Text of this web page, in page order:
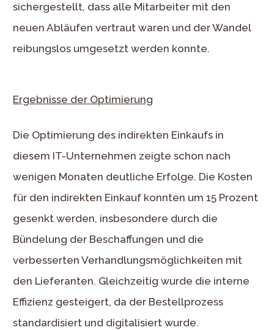
sichergestellt, dass alle Mitarbeiter mit den
neuen Abläufen vertraut waren und der Wandel
reibungslos umgesetzt werden konnte.
Ergebnisse der Optimierung
Die Optimierung des indirekten Einkaufs in
diesem IT-Unternehmen zeigte schon nach
wenigen Monaten deutliche Erfolge. Die Kosten
für den indirekten Einkauf konnten um 15 Prozent
gesenkt werden, insbesondere durch die
Bündelung der Beschaffungen und die
verbesserten Verhandlungsmöglichkeiten mit
den Lieferanten. Gleichzeitig wurde die interne
Effizienz gesteigert, da der Bestellprozess
standardisiert und digitalisiert wurde.